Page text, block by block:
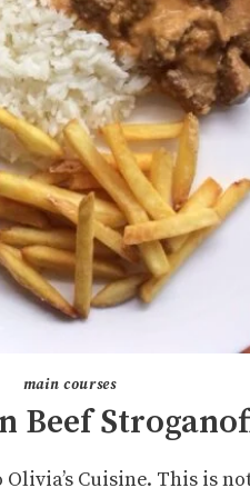
main courses
Beef
Cuisine. This is